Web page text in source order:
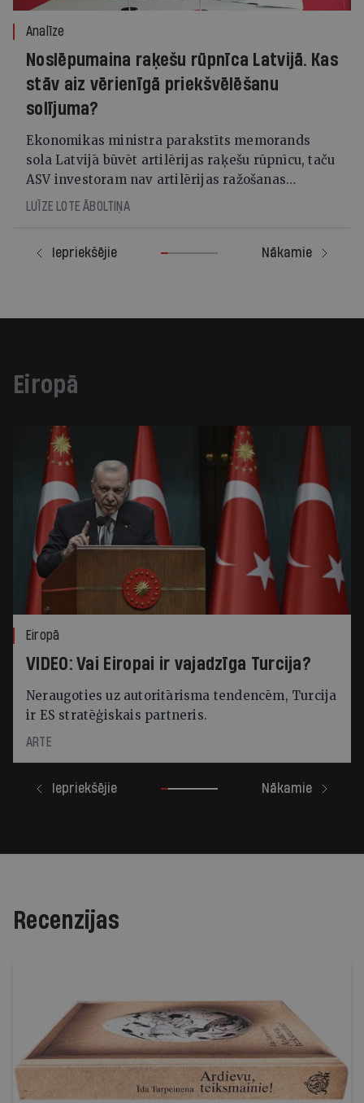
Analīze
Noslēpumaina raķešu rūpnīca Latvijā. Kas
stāv aiz vērienīgā priekšvēlēšanu
solījuma?
Ekonomikas ministra parakstīts memorands
sola Latvijā būvēt artilērijas raķešu rūpnīcu, taču
ASV investoram nav artilērijas ražošanas
pieredzes, un arī mūsu bruņotie spēki šādas
spējas neplāno
LUĪZE LOTE ĀBOLTIŅA
Iepriekšējie Nākamie
Eiropā
Eiropā
VIDEO: Vai Eiropai ir vajadzīga Turcija?
Neraugoties uz autoritārisma tendencēm, Turcija
ir ES stratēģiskais partneris.
ARTE
Iepriekšējie Nākamie
Recenzijas